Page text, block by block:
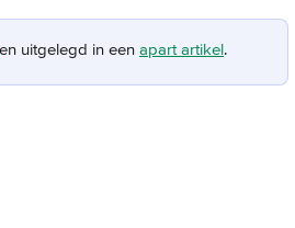
en uitgelegd in een apart artikel.